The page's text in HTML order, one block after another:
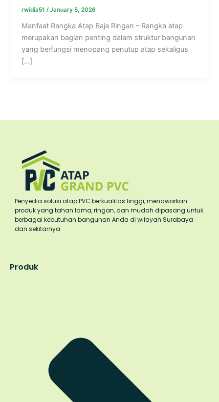
rwidia51/January 5, 2026
Manfaat Rangka Atap Baja Ringan – Rangka atap
merupakan bagian penting dalam struktur bangunan
yang berfungsi menopang penutup atap sekaligus
[…]
Penyedia solusi atap PVC berkualitas tinggi, menawarkan
produk yang tahan lama, ringan, dan mudah dipasang untuk
berbagai kebutuhan bangunan Anda di wilayah Surabaya
dan sekitarnya.
Produk